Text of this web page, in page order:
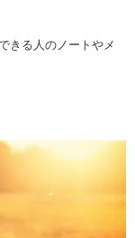
きる人のノートやメ